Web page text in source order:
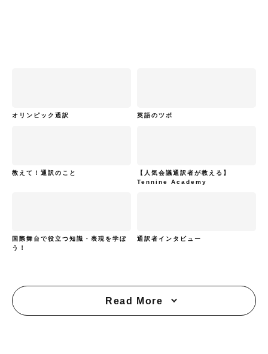
オリンピック通訳 英語のツボ
教えて！通訳のこと
【人気会議通訳者が教える】
Tennine Academy
国際舞台で役立つ知識・表現を学ぼ
う！
通訳者インタビュー
Read More